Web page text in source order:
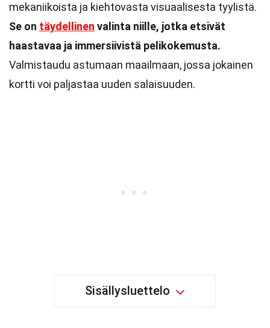
mekaniikoista ja kiehtovasta visuaalisesta tyylistä.
Se on täydellinen valinta niille, jotka etsivät
haastavaa ja immersiivistä pelikokemusta.
Valmistaudu astumaan maailmaan, jossa jokainen
kortti voi paljastaa uuden salaisuuden.
Sisällysluettelo